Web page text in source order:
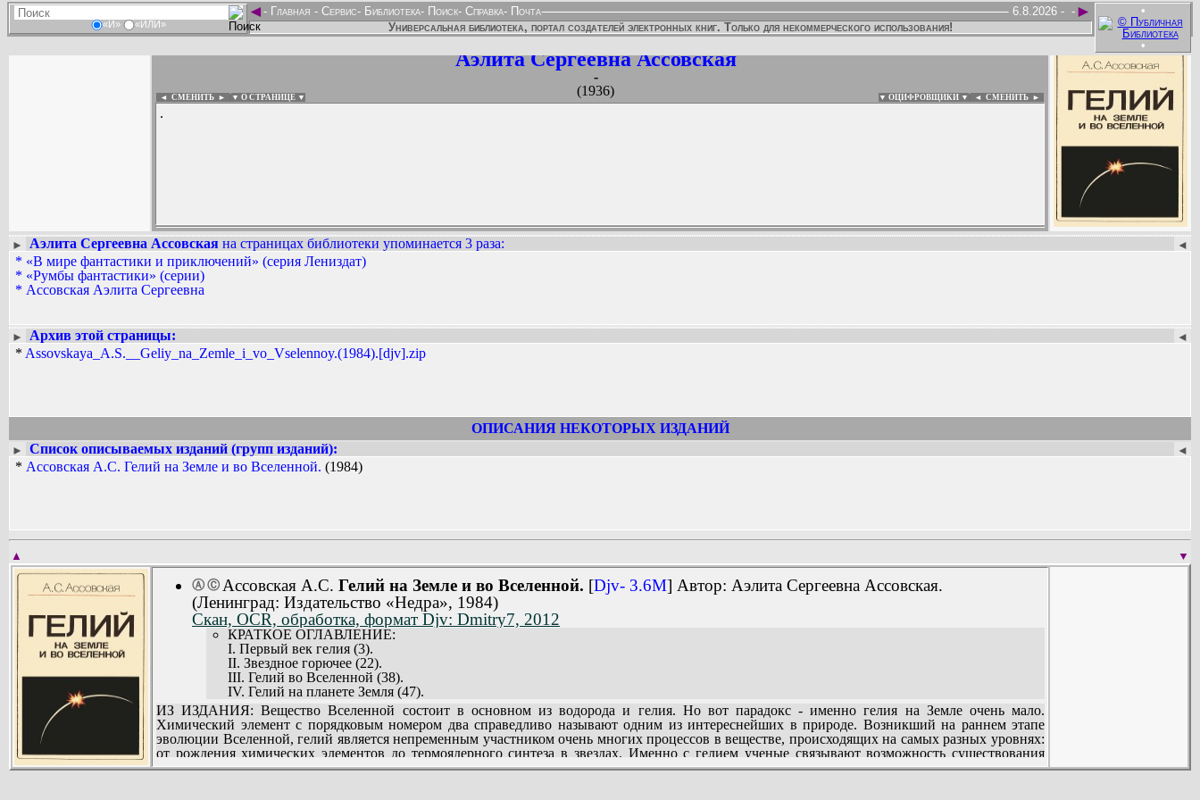
«И» «ИЛИ»
•
•
◄ ►
- Главная - Сервис- Библиотека- Поиск- Справка- Почта -
6.8.2026 -
Универсальная библиотека, портал создателей электронных книг. Только для некоммерческого использования!
Аэлита Сергеевна Ассовская
-
(1936)
◄ СМЕНИТЬ ► ▼ О СТРАНИЦЕ ▼ ▼ ОЦИФРОВЩИКИ ▼ ◄ СМЕНИТЬ ►
.
:
Вадим Ершов...
...
СПИСОК НЕКОТОРЫХ ОЦИФРОВАННЫХ ИЗДАНИЙ:
► ◄
Аэлита Сергеевна Ассовская на страницах библиотеки упоминается 3 раза:
* «В мире фантастики и приключений» (серия Лениздат)
* «Румбы фантастики» (серии)
* Ассовская Аэлита Сергеевна
► ◄
Архив этой страницы:
* Assovskaya_A.S.__Geliy_na_Zemle_i_vo_Vselennoy.(1984).[djv].zip
ОПИСАНИЯ НЕКОТОРЫХ ИЗДАНИЙ
► ◄
Список описываемых изданий (групп изданий):
* Ассовская А.С. Гелий на Земле и во Вселенной. (1984)
▼
▲
Ⓐ Ⓒ Ассовская А.С. Гелий на Земле и во Вселенной. [Djv- 3.6M] Автор: Аэлита Сергеевна Ассовская.
(Ленинград: Издательство «Недра», 1984)
Скан, OCR, обработка, формат Djv: Dmitry7, 2012
КРАТКОЕ ОГЛАВЛЕНИЕ:
I. Первый век гелия (3).
II. Звездное горючее (22).
III. Гелий во Вселенной (38).
IV. Гелий на планете Земля (47).
V. «Гелиевое дыхание» Земли (58).
VI. Гелий в земных недрах (64).
VII. Гелиевые часы (77).
VIII. Труженик гелий (91).
ИЗ ИЗДАНИЯ: Вещество Вселенной состоит в основном из водорода и гелия. Но вот парадокс - именно гелия на Земле очень мало.
Химический элемент с порядковым номером два справедливо называют одним из интереснейших в природе. Возникший на раннем этапе
эволюции Вселенной, гелий является непременным участником очень многих процессов в веществе, происходящих на самых разных уровнях:
от рождения химических элементов до термоядерного синтеза в звездах. Именно с гелием ученые связывают возможность существования
нейтронной материи, получение самой холодной в мире жидкости. С помощью гелиевых часов удается определить возраст Земли, заглянуть в